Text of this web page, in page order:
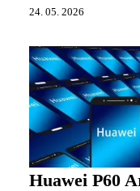
24. 05. 2026
Huawei P60